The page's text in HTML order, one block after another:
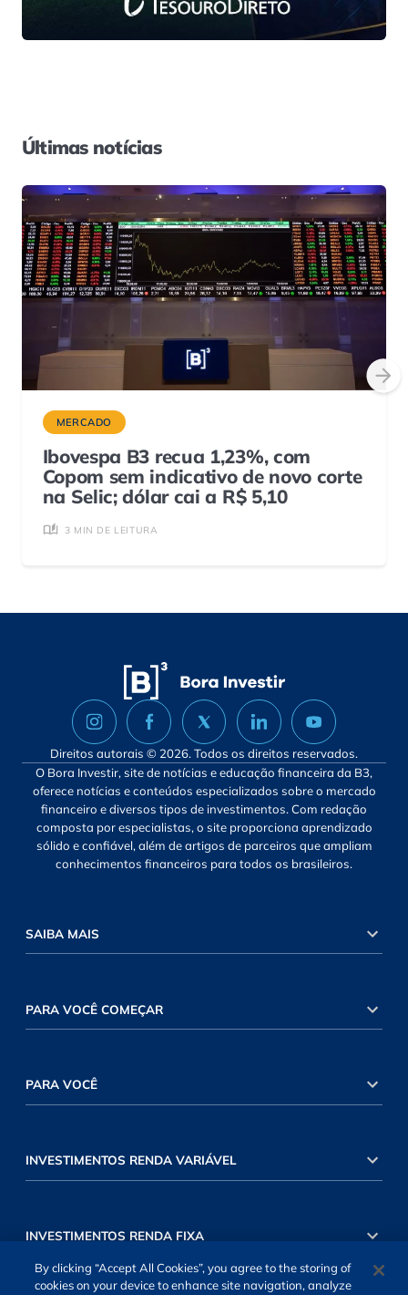
Últimas notícias
MERCADO
Ibovespa B3 recua 1,23%, com
Copom sem indicativo de novo corte
na Selic; dólar cai a R$ 5,10
3 MIN DE LEITURA
Direitos autorais © 2026. Todos os direitos reservados.
O Bora Investir, site de notícias e educação financeira da B3,
oferece notícias e conteúdos especializados sobre o mercado
financeiro e diversos tipos de investimentos. Com redação
composta por especialistas, o site proporciona aprendizado
sólido e confiável, além de artigos de parceiros que ampliam
conhecimentos financeiros para todos os brasileiros.
SAIBA MAIS
PARA VOCÊ COMEÇAR
PARA VOCÊ
INVESTIMENTOS RENDA VARIÁVEL
INVESTIMENTOS RENDA FIXA
By clicking “Accept All Cookies”, you agree to the storing of
cookies on your device to enhance site navigation, analyze